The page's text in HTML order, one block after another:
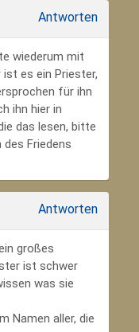
Antworten
wiederum mit
ist es ein Priester,
für ihn
ihn hier in
das lesen, bitte
Friedens
Antworten
großes
ist schwer
was sie
Namen aller, die